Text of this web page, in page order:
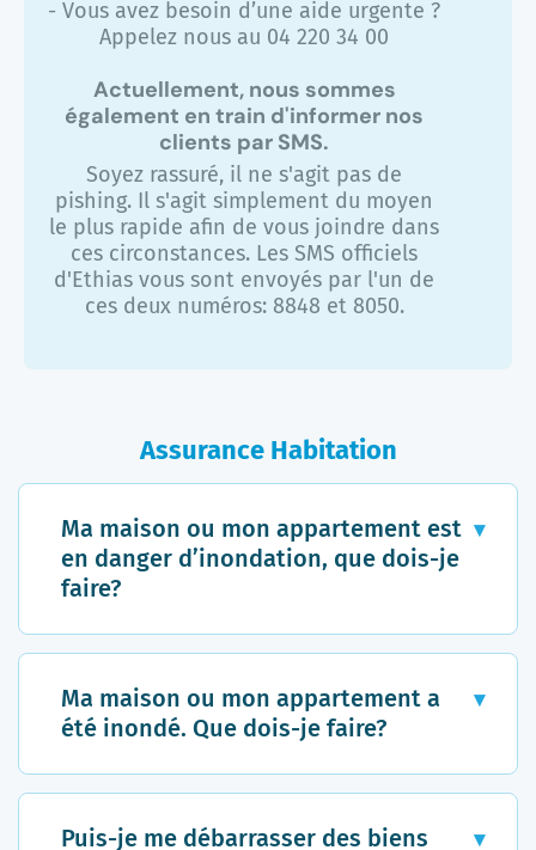
- Vous avez besoin d’une aide urgente ?
Appelez nous au 04 220 34 00
Actuellement, nous sommes
également en train d'informer nos
clients par SMS.
Soyez rassuré, il ne s'agit pas de
pishing. Il s'agit simplement du moyen
le plus rapide afin de vous joindre dans
ces circonstances. Les SMS officiels
d'Ethias vous sont envoyés par l'un de
ces deux numéros: 8848 et 8050.
Assurance Habitation
Ma maison ou mon appartement est
en danger d’inondation, que dois-je
faire?
Procurez-vous tout ce qui peut
vous aider à éviter que l’eau
s’engouffre dans votre
habitation: des sacs de sable,
une pompe à eau et tout ce qui
portes, les trous vers le sous-
Ma maison ou mon appartement a
été inondé. Que dois-je faire?
Prenez le plus de
photographies possible des
Puis-je me débarrasser des biens